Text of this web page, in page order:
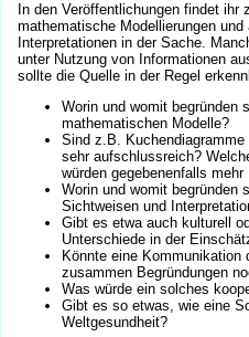
In den Veröffentlichungen findet ihr
mathematische Modellierungen
Interpretationen in der Sache.
unter Nutzung von Informationen
sollte die Quelle in der Regel
Worin und womit begründen
mathematischen Modelle?
Sind z.B.
sehr aufschlussreich?
würden gegebenenfalls
Worin und womit begründen
Sichtweisen und
Gibt es etwa auch kulturell
Unterschiede in der
Könnte eine Kommunikation
zusammen Begründungen
Was würde ein solches
Gibt es so etwas, wie eine
Weltgesundheit?